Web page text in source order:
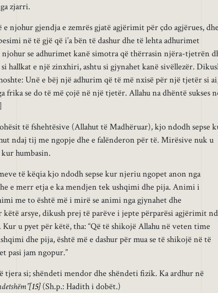
zjarri.
e njohur gjendja e zemrës gjatë agjërimit për çdo agjërues,
në të gjë që i’a bën të dashur dhe të lehta adhurimet
njohur se adhurimet kanë simotra që thërrasin njëra-tjetrën
hallkat e një zinxhiri, ashtu si gjynahet kanë sivëllezër.
Unë e bëj një adhurim që të më nxisë për një tjetër si
frika se do të më çojë në një tjetër. Allahu na dhëntë sukses
të fshehtësive (Allahut të Madhëruar), kjo ndodh sepse
ndaj tij me ngopje dhe e falënderon për të. Mirësive nuk u
humbasin.
të këqia kjo ndodh sepse kur njeriu ngopet anon nga
e merr etja e ka mendjen tek ushqimi dhe pija. Animi i
me to është më i mirë se animi nga gjynahet dhe
arsye, dikush prej të parëve i jepte përparësi agjërimit
u pyet për këtë, tha: “Që të shikojë Allahu në veten time
dhe pija, është më e dashur për mua se të shikojë në të
pasi jam ngopur.”
tjera si; shëndeti mendor dhe shëndeti fizik. Ka ardhur në
[15](Sh.p.: Hadith i dobët.)